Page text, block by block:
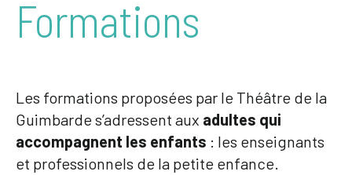
Formations
Les formations proposées par le Théâtre de la
Guimbarde s’adressent aux adultes qui
accompagnent les enfants : les enseignants
et professionnels de la petite enfance.